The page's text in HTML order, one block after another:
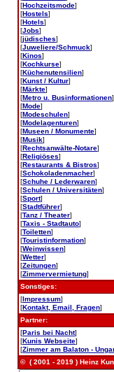
[Hochzeitsmode]
[Hostels]
[Hotels]
[Jobs]
[jüdisches]
[Juweliere/Schmuck]
[Kinos]
[Kochkurse]
[Küchenutensilien]
[Kunst / Kultur]
[Märkte]
[Metro u. Businformationen]
[Mode]
[Modeschulen]
[Modelagenturen]
[Museen / Monumente]
[Musik]
[Rechtsanwälte-Notare]
[Religiöses]
[Restaurants & Bistros]
[Schokoladenmacher]
[Schuhe / Lederwaren]
[Schulen / Universitäten]
[Sport]
[Stadtführer]
[Tanz / Theater]
[Taxis - Stadtauto]
[Toiletten]
[Touristinformation]
[Weinwissen]
[Wetter]
[Zeitungen]
[Zimmervermietung]
Sonstiges:
[Impressum]
[Kontakt, Email, Fragen]
Partner:
[Paris bei Nacht]
[Kunis Webseite]
[Zimmer am Balaton -
© ( 2001 - 2019 ) Heinz